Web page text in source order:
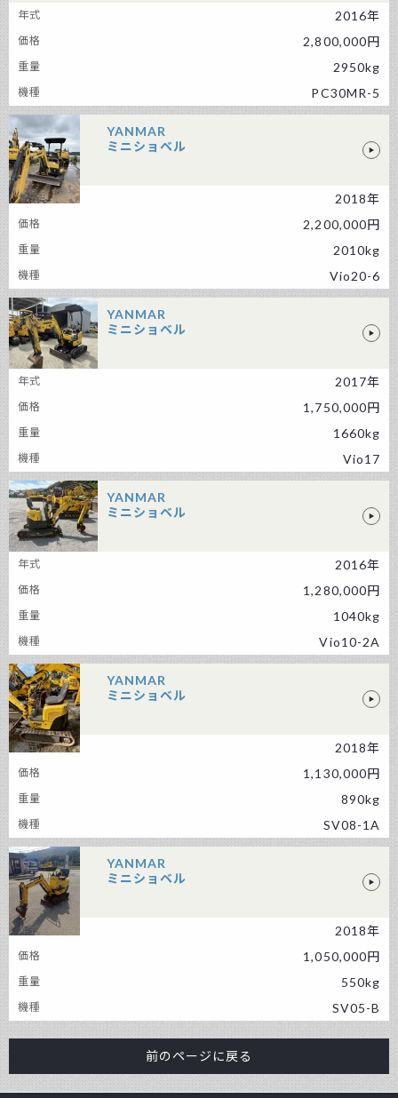
2016年
2,800,000円
2950kg
PC30MR-5
YANMAR
ミニショベル
2018年
2,200,000円
2010kg
Vio20-6
YANMAR
ミニショベル
2017年
1,750,000円
1660kg
Vio17
YANMAR
ミニショベル
2016年
1,280,000円
1040kg
Vio10-2A
YANMAR
ミニショベル
2018年
1,130,000円
890kg
SV08-1A
YANMAR
ミニショベル
2018年
1,050,000円
550kg
SV05-B
前のページに戻る